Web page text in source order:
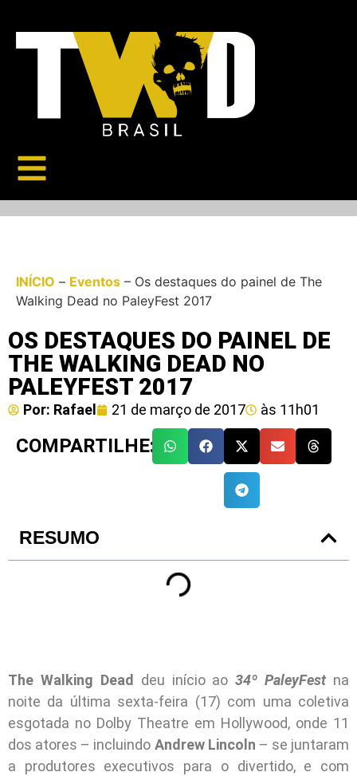
INÍCIO – Eventos – Os destaques do painel de The
Walking Dead no PaleyFest 2017
OS DESTAQUES DO PAINEL DE
THE WALKING DEAD NO
PALEYFEST 2017
Por: Rafael 21 de março de 2017 às 11h01
COMPARTILHE:
RESUMO
The Walking Dead deu início ao34º PaleyFest na
noite da última sexta-feira (17) com uma coletiva
esgotada no Dolby Theatre em Hollywood, onde 11
dos atores – incluindo Andrew Lincoln – se juntaram
a produtores executivos para o divertido, e com